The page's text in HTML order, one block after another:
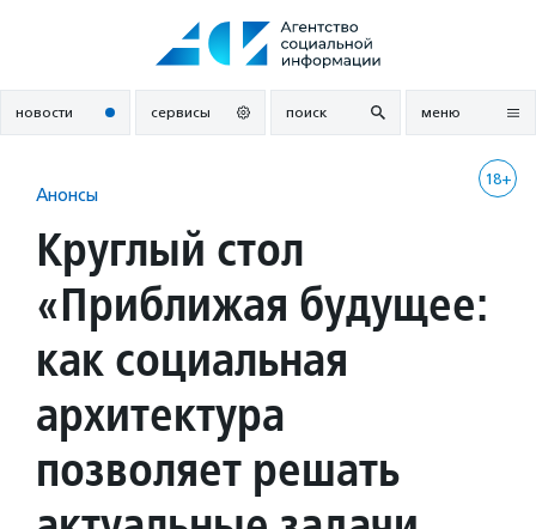
новости сервисы поиск меню
18+
Анонсы
Круглый стол
«Приближая будущее:
как социальная
архитектура
позволяет решать